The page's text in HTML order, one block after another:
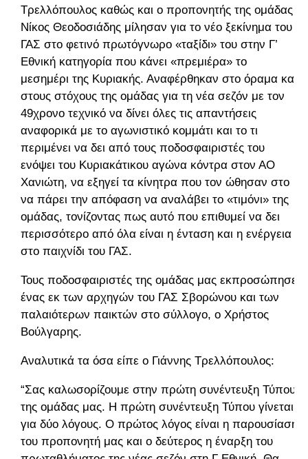
Τρελλόπουλος καθώς και ο προπονητής της ομάδας
Νίκος Θεοδοσιάδης μίλησαν για το νέο ξεκίνημα του
ΓΑΣ στο φετινό πρωτόγνωρο «ταξίδι» του στην Γ’
Εθνική κατηγορία που κάνει «πρεμιέρα» το
μεσημέρι της Κυριακής. Αναφέρθηκαν στο όραμα και
στους στόχους της ομάδας για τη νέα σεζόν με τον
49χρονο τεχνικό να δίνει όλες τις απαντήσεις
αναφορικά με το αγωνιστικό κομμάτι και το τι
περιμένει να δει από τους ποδοσφαιριστές του
ενόψει του Κυριακάτικου αγώνα κόντρα στον ΑΟ
Χανιώτη, να εξηγεί τα κίνητρα που τον ώθησαν στο
να πάρει την απόφαση να αναλάβει το «τιμόνι» της
ομάδας, τονίζοντας πως αυτό που επιθυμεί να δει
περισσότερο από όλα είναι η ένταση και η ενέργεια
στο παιχνίδι του ΓΑΣ.
Τους ποδοσφαιριστές της ομάδας μας εκπροσώπησε
ένας εκ των αρχηγών του ΓΑΣ Σβορώνου και των
παλαιότερων παικτών στο σύλλογο, ο Χρήστος
Βούλγαρης.
Αναλυτικά τα όσα είπε ο Γιάννης Τρελλόπουλος:
“Σας καλωσορίζουμε στην πρώτη συνέντευξη Τύπου
της ομάδας μας. Η πρώτη συνέντευξη Τύπου γίνεται
για δύο λόγους. Ο πρώτος λόγος είναι η παρουσίαση
του προπονητή μας και ο δεύτερος η έναρξη του